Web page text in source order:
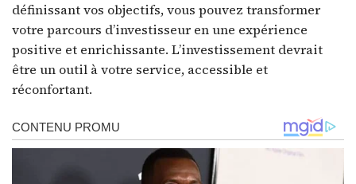
définissant vos objectifs, vous pouvez transformer
votre parcours d’investisseur en une expérience
positive et enrichissante. L’investissement devrait
être un outil à votre service, accessible et
réconfortant.